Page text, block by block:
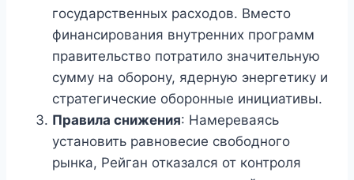
государственных расходов. Вместо
финансирования внутренних программ
правительство потратило значительную
сумму на оборону, ядерную энергетику и
стратегические оборонные инициативы.
Правила снижения: Намереваясь
установить равновесие свободного
рынка, Рейган отказался от контроля